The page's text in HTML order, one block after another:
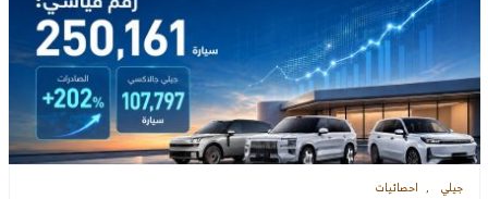
جيلي احصائيات